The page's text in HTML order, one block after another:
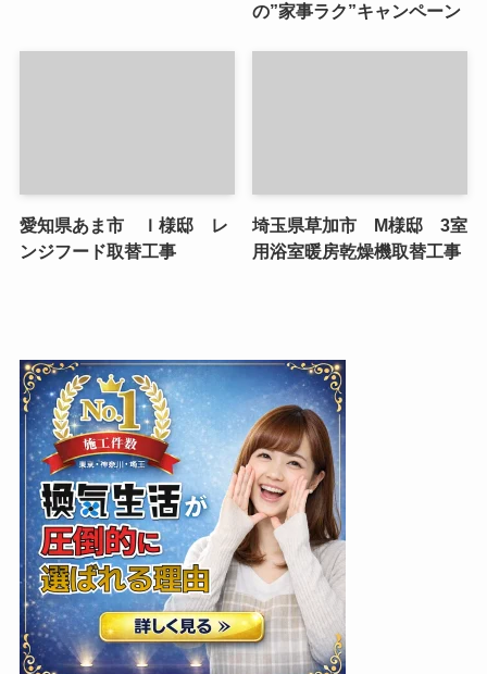
の”家事ラク”キャンペーン
愛知県あま市 Ｉ様邸 レ
ンジフード取替工事
埼玉県草加市 M様邸 3室
用浴室暖房乾燥機取替工事